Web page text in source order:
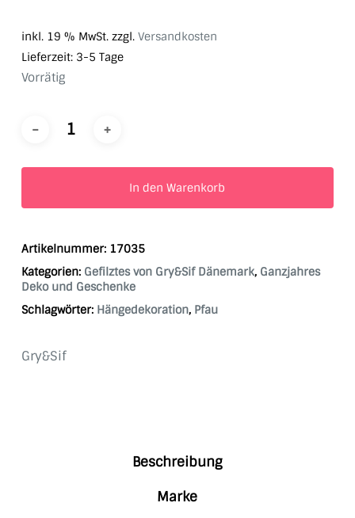
inkl. 19 % MwSt. zzgl. Versandkosten
Lieferzeit: 3-5 Tage
Vorrätig
In den Warenkorb
Artikelnummer: 17035
Kategorien: Gefilztes von Gry&Sif Dänemark, Ganzjahres
Deko und Geschenke
Schlagwörter: Hängedekoration, Pfau
Gry&Sif
Beschreibung
Marke